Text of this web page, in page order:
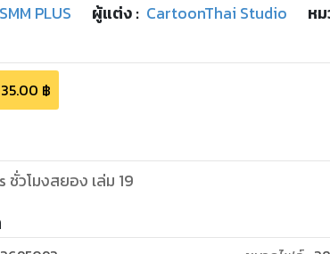
SMM PLUS ผู้แต่ง : CartoonThai Studio ห
35.00 ฿
วโมงสยอง เล่ม 19